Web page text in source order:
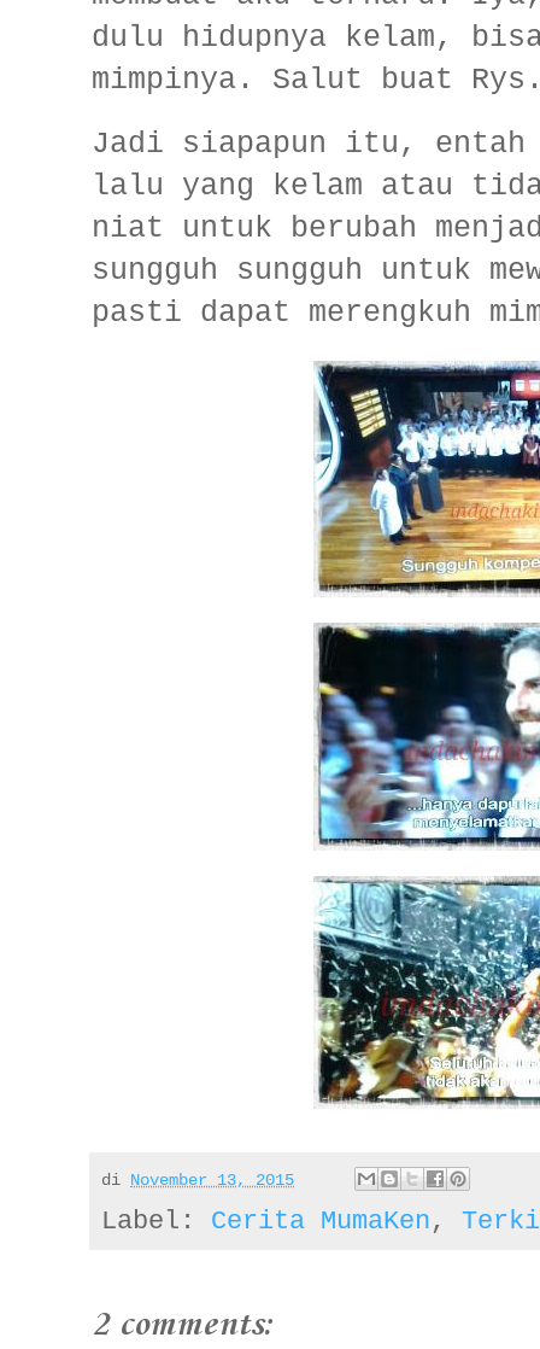
dulu hidupnya kelam,
mimpinya. Salut buat
Jadi siapapun itu, entah
lalu yang kelam atau
niat untuk berubah
sungguh sungguh untuk
pasti dapat merengkuh
di November 13, 2015
Label: Cerita MumaKen,
2 comments: